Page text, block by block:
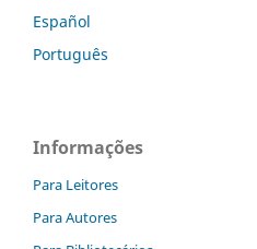
Español
Português
Informações
Para Leitores
Para Autores